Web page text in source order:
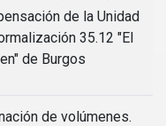
de la Unidad
35.12 "El
de Burgos
de volúmenes.